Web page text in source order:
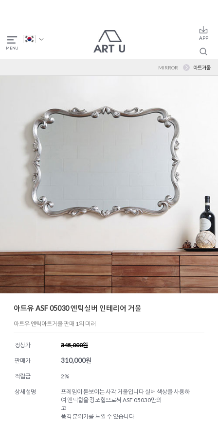
MIRROR 아트거울
아트유 ASF 05030 엔틱실버 인테리어 거울
아트유 엔틱아트거울 판매 1위 미러
정상가 345,000원
판매가 310,000원
적립금 2%
상세설명
프레임이 돋보이는 사각 거울입니다 실버 색상을 사용하
여 엔틱함을 강조함으로써 ASF 05030만의
고
품격 분위기를 느낄 수 있습니다